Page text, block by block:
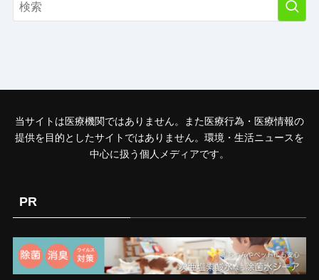
当サイトは医療機関ではありません。また医療行為・医療情報の
提供を目的としたサイトではありません。環境・生活ニュースを
中心に扱う個人メディアです。
PR